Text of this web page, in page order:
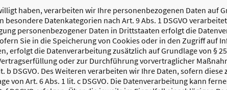
haben, verarbeiten wir Ihre personenbezogenen Daten auf
besondere Datenkategorien nach Art. 9 Abs. 1 DSGVO
personenbezogener Daten in Drittstaaten erfolgt die
Sie in die Speicherung von Cookies oder in den Zugriff auf
erfolgt die Datenverarbeitung zusätzlich auf Grundlage von §
oder zur Durchführung vorvertraglicher
b DSGVO. Des Weiteren verarbeiten wir Ihre Daten, sofern
von Art. 6 Abs. 1 lit. c DSGVO. Die Datenverarbeitung kann